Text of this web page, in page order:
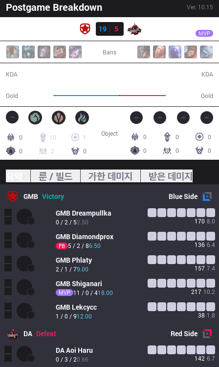
Postgame Breakdown Ver. 10.15
19
5 MVP
Bans
KDA
Gold Gold
KDA
0 10
1
0
2 0
0 0
0
0
0 0
Object
룬 / 빌드 가한 데미지 받은 데미지
GMB Victory BlueSide
GMB Dreampullka
0 / 2 / 52.50 170 8.0
GMB Diamondprox
FB 5 / 2 / 86.50 136 6.4
GMB Phlaty
2 / 1 / 79.00 157 7.4
GMBShiganari
MVP 11 / 0 / 418.00 217 10.2
GMB Lekcycc
1 / 0 / 912.00 38 1.8
DA Defeat RedSide
DAAoi Haru
0 / 3 / 20.66 142 6.7